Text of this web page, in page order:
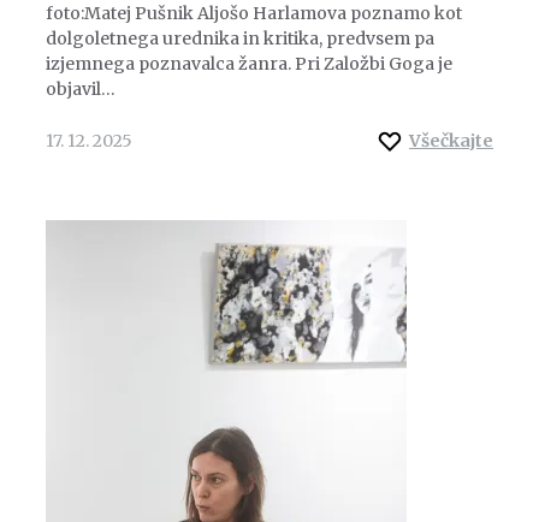
foto:Matej Pušnik Aljošo Harlamova poznamo kot
dolgoletnega urednika in kritika, predvsem pa
izjemnega poznavalca žanra. Pri Založbi Goga je
objavil…
Všečkajte
17. 12. 2025